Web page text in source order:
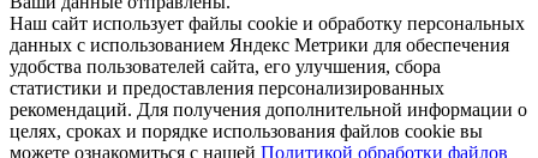
Наш сайт использует файлы cookie и обработку персональных
данных с использованием Яндекс Метрики для обеспечения
удобства пользователей сайта, его улучшения, сбора
статистики и предоставления персонализированных
рекомендаций. Для получения дополнительной информации о
целях, сроках и порядке использования файлов cookie вы
можете ознакомиться с нашей Политикой обработки файлов